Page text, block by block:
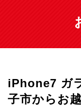
iPhone7 ガ
子市からお